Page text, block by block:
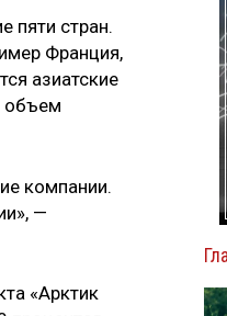
пяти стран.
Франция,
азиатские
объем
компании.
—
«Арктик